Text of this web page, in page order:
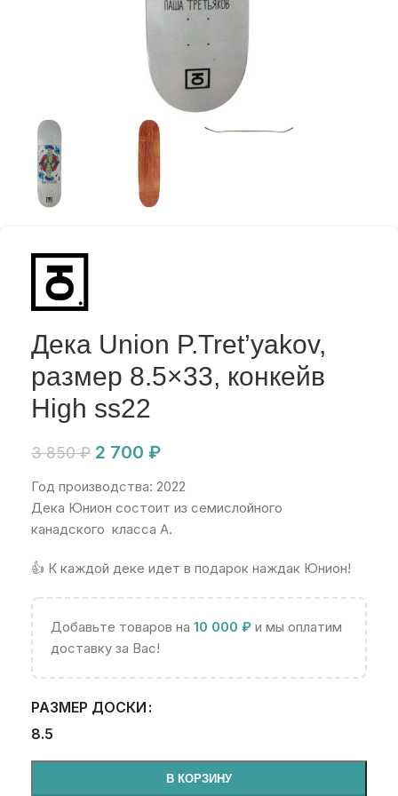
Дека Union P.Tret’yakov,
размер 8.5×33, конкейв
High ss22
3 850₽ 2 700 ₽
Год производства: 2022
Дека Юнион состоит из семислойного
канадского класса A.
👍 К каждой деке идет в подарок наждак Юнион!
Добавьте товаров на 10 000 ₽ и мы оплатим
доставку за Вас!
РАЗМЕР ДОСКИ
8.5
В КОРЗИНУ